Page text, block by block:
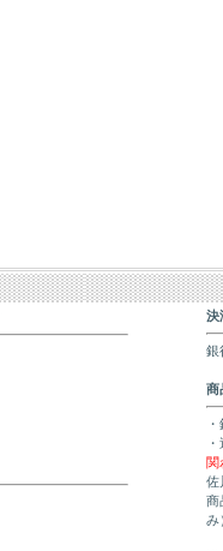
決
銀
商
関
佐
商
み